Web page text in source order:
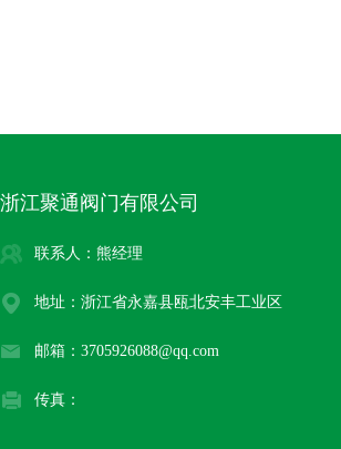
浙江聚通阀门有限公司
联系人：熊经理
地址：浙江省永嘉县瓯北安丰工业区
邮箱：3705926088@qq.com
传真：